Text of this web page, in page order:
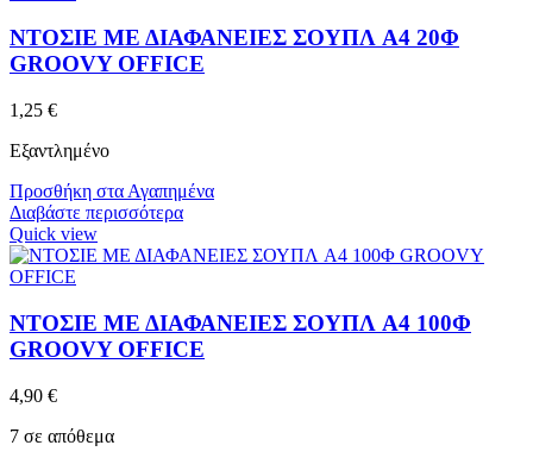
ΝΤΟΣΙΕ ΜΕ ΔΙΑΦΑΝΕΙΕΣ ΣΟΥΠΛ A4 20Φ
GROOVY OFFICE
1,25 €
Εξαντλημένο
Προσθήκη στα Αγαπημένα
Διαβάστε περισσότερα
Quick view
ΝΤΟΣΙΕ ΜΕ ΔΙΑΦΑΝΕΙΕΣ ΣΟΥΠΛ A4 100Φ
GROOVY OFFICE
4,90 €
7 σε απόθεμα